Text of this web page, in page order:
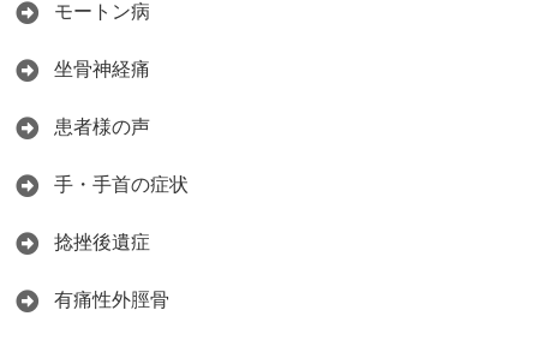
モートン病
坐骨神経痛
患者様の声
手・手首の症状
捻挫後遺症
有痛性外脛骨